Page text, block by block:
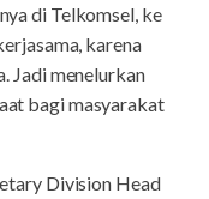
di Telkomsel, ke
karena
Jadi menelurkan
bagi masyarakat
Division Head